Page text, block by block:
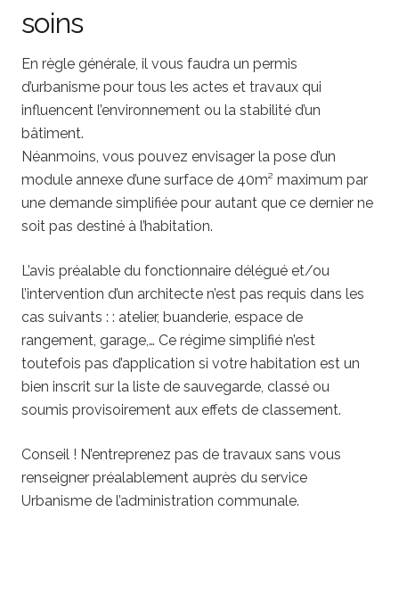
soins
En règle générale, il vous faudra un permis
d’urbanisme pour tous les actes et travaux qui
influencent l’environnement ou la stabilité d’un
bâtiment.
Néanmoins, vous pouvez envisager la pose d’un
module annexe d’une surface de 40m² maximum par
une demande simplifiée pour autant que ce dernier ne
soit pas destiné à l’habitation.
L’avis préalable du fonctionnaire délégué et/ou
l’intervention d’un architecte n’est pas requis dans les
cas suivants : : atelier, buanderie, espace de
rangement, garage,… Ce régime simplifié n’est
toutefois pas d’application si votre habitation est un
bien inscrit sur la liste de sauvegarde, classé ou
soumis provisoirement aux effets de classement.
Conseil ! N’entreprenez pas de travaux sans vous
renseigner préalablement auprès du service
Urbanisme de l’administration communale.